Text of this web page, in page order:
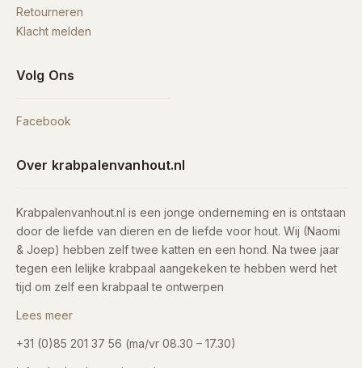
Retourneren
Klacht melden
Volg Ons
Facebook
Over krabpalenvanhout.nl
Krabpalenvanhout.nl is een jonge onderneming en is ontstaan
door de liefde van dieren en de liefde voor hout. Wij (Naomi
& Joep) hebben zelf twee katten en een hond. Na twee jaar
tegen een lelijke krabpaal aangekeken te hebben werd het
tijd om zelf een krabpaal te ontwerpen
Lees meer
+31 (0)85 201 37 56 (ma/vr 08.30 – 17.30)